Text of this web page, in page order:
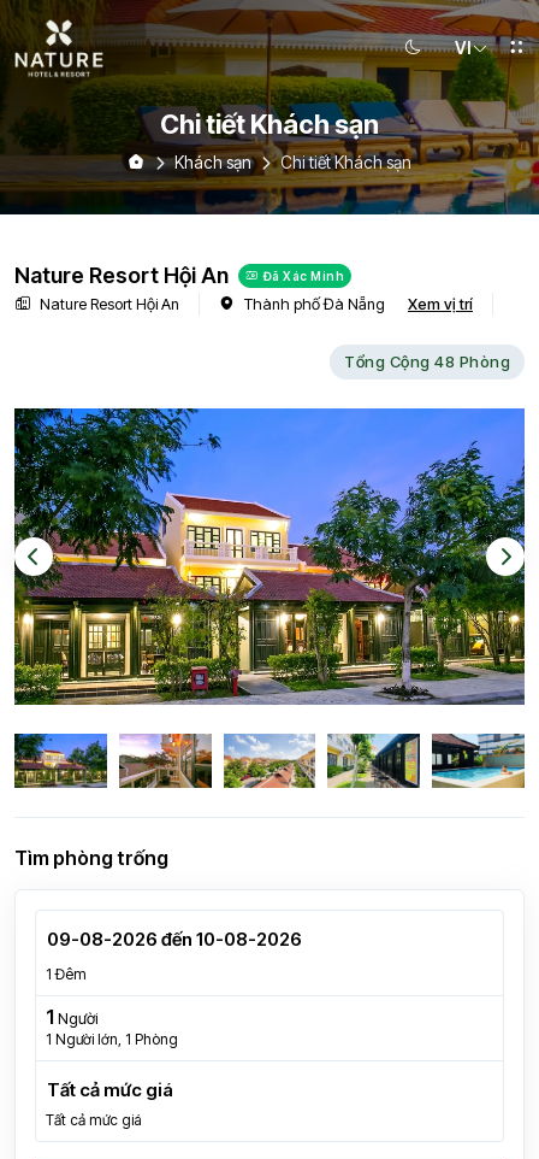
VI
Chi tiết Khách sạn
Khách sạn Chi tiết Khách sạn
Nature Resort Hội An Đã Xác Minh
Nature Resort Hội An Thành phố Đà Nẵng Xem vị trí
Tổng Cộng 48 Phòng
Tìm phòng trống
1 Đêm
1 Người
1 Người lớn, 1 Phòng
Tất cả mức giá